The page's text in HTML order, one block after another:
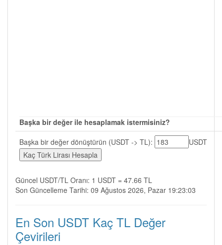
Başka bir değer ile hesaplamak istermisiniz?
Başka bir değer dönüştürün (USDT -> TL):
USDT
Güncel USDT/TL Oranı: 1 USDT = 47.66 TL
Son Güncelleme Tarihi: 09 Ağustos 2026, Pazar 19:23:03
En Son USDT Kaç TL Değer
Çevirileri